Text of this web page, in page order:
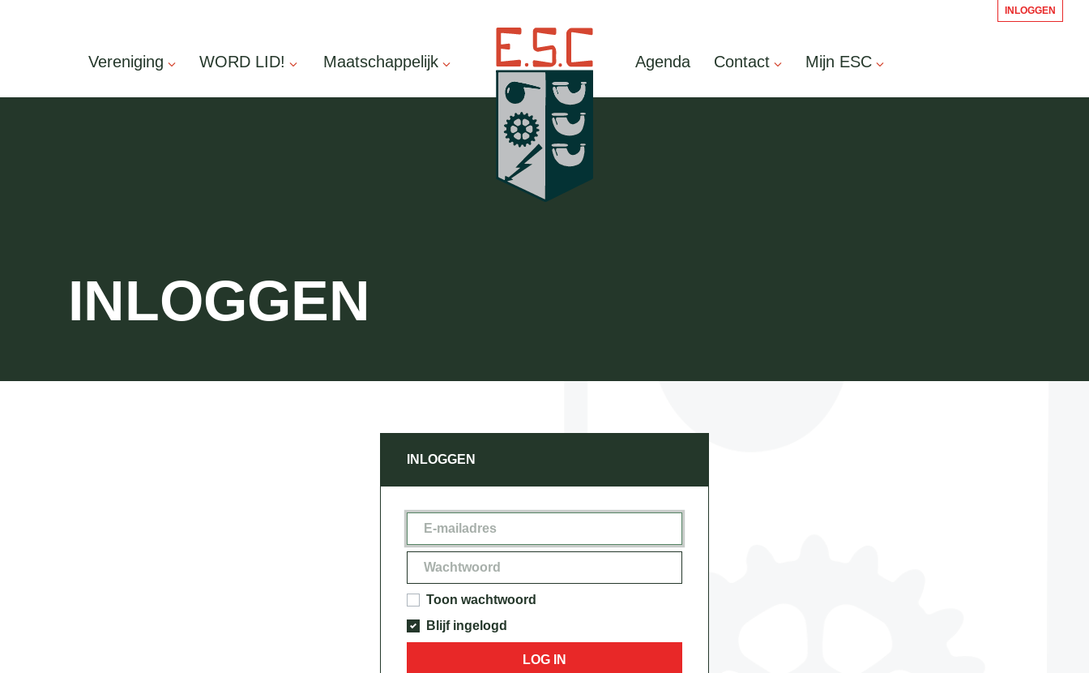
INLOGGEN
Vereniging WORD LID! Maatschappelijk Agenda Contact Mijn ESC
INLOGGEN
INLOGGEN
Toon wachtwoord
Blijf ingelogd
LOG IN